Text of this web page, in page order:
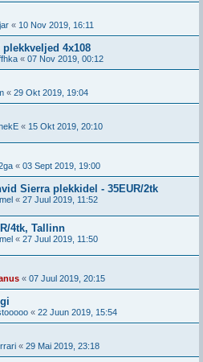
« 10 Nov 2019, 16:11
plekkveljed 4x108
« 07 Nov 2019, 00:12
« 29 Okt 2019, 19:04
« 15 Okt 2019, 20:10
« 03 Sept 2019, 19:00
Sierra plekkidel - 35EUR/2tk
« 27 Juul 2019, 11:52
4tk, Tallinn
« 27 Juul 2019, 11:50
« 07 Juul 2019, 20:15
« 22 Juun 2019, 15:54
« 29 Mai 2019, 23:18